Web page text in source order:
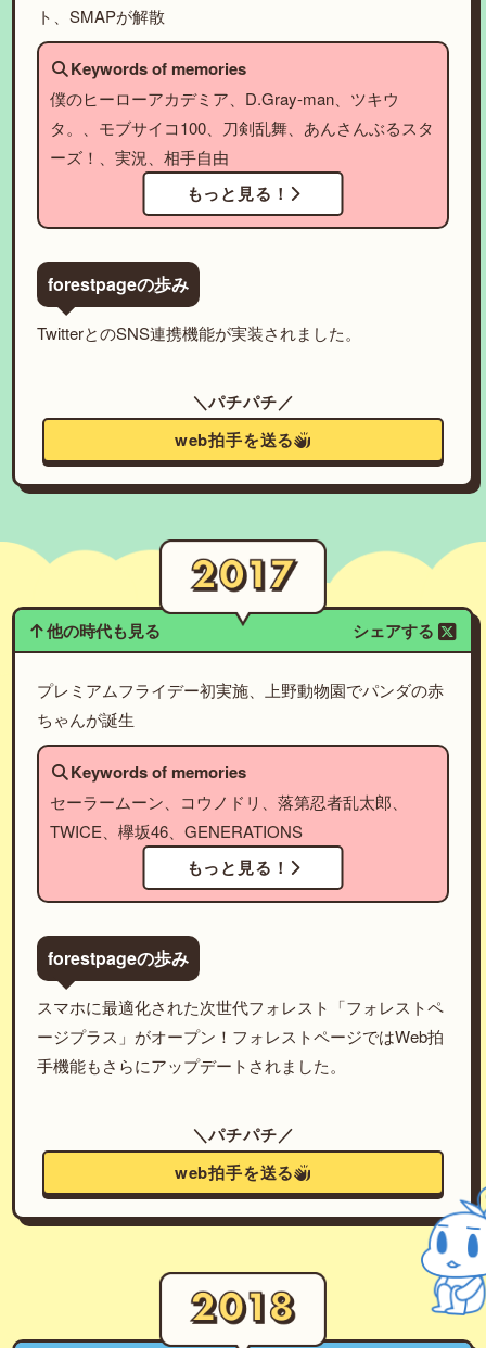
ト、SMAPが解散
Keywords of memories
僕のヒーローアカデミア、D.Gray-man、ツキウ
タ。、モブサイコ100、刀剣乱舞、あんさんぶるスタ
ーズ！、実況、相手自由
もっと見る！
forestpageの歩み
TwitterとのSNS連携機能が実装されました。
＼パチパチ／
web拍手を送る
他の時代も見る シェアする
プレミアムフライデー初実施、上野動物園でパンダの赤
ちゃんが誕生
Keywords of memories
セーラームーン、コウノドリ、落第忍者乱太郎、
TWICE、欅坂46、GENERATIONS
もっと見る！
forestpageの歩み
スマホに最適化された次世代フォレスト「フォレストペ
ージプラス」がオープン！フォレストページではWeb拍
手機能もさらにアップデートされました。
＼パチパチ／
web拍手を送る